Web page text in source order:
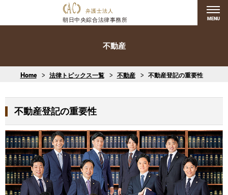
MENU
不動産
Home 法律トピックス一覧 不動産 不動産登記の重要性
不動産登記の重要性